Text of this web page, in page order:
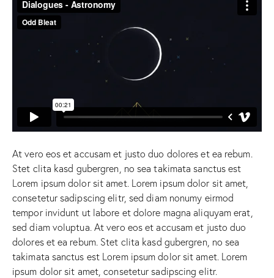
At vero eos et accusam et justo duo dolores et ea rebum.
Stet clita kasd gubergren, no sea takimata sanctus est
Lorem ipsum dolor sit amet. Lorem ipsum dolor sit amet,
consetetur sadipscing elitr, sed diam nonumy eirmod
tempor invidunt ut labore et dolore magna aliquyam erat,
sed diam voluptua. At vero eos et accusam et justo duo
dolores et ea rebum. Stet clita kasd gubergren, no sea
takimata sanctus est Lorem ipsum dolor sit amet. Lorem
ipsum dolor sit amet, consetetur sadipscing elitr.